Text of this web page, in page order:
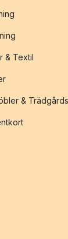
& Textil
&